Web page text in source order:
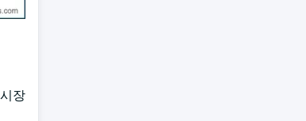
장